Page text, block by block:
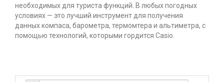
необходимых для туриста функций. В любых погодных
условиях — это лучший инструмент для получения
данных компаса, барометра, термомтера и альтиметра, с
помощью технологий, которыми гордится Casio.